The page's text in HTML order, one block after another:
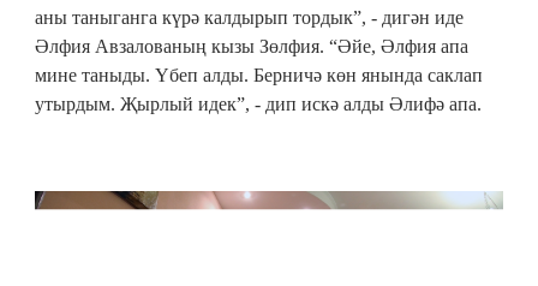
аны таныганга күрә калдырып тордык”, - дигән иде
Әлфия Авзалованың кызы Зөлфия. “Әйе, Әлфия апа
мине таныды. Үбеп алды. Берничә көн янында саклап
утырдым. Җырлый идек”, - дип искә алды Әлифә апа.